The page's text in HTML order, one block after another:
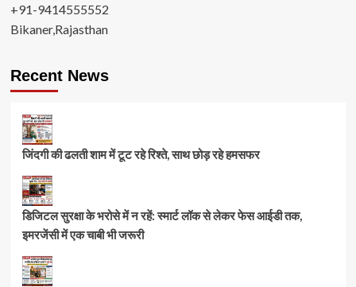
+91-9414555552
Bikaner,Rajasthan
Recent News
जिंदगी की ढलती शाम में टूट रहे रिश्ते, साथ छोड़ रहे हमसफर
डिजिटल सुरक्षा के भरोसे में न रहें: स्मार्ट लॉक से लेकर फेस आईडी तक,
इमरजेंसी में एक चाबी भी जरूरी